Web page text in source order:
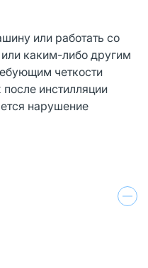
или работать со
каким-либо другим
четкости
инстилляции
нарушение